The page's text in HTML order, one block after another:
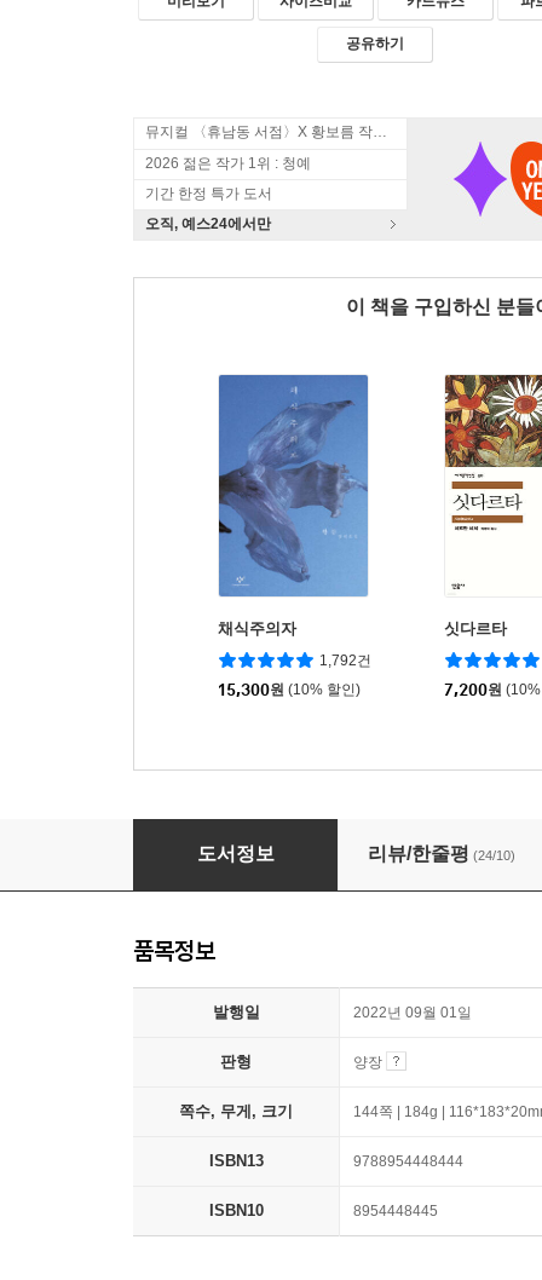
공유하기
뮤지컬 〈휴남동 서점〉X 황보름 작가 북토크
2026 젊은 작가 1위 : 청예
기간 한정 특가 도서
오직, 예스24에서만
이 책을 구입하신 분
채식주의자
1,792건
15,300원 (10% 할인)
싯다르타
7,200원
방어가 제철
도서정보 리뷰/한줄평 (24/10)
품목정보
발행일 2022년 09월 01일
판형 양장
쪽수, 무게, 크기 144쪽 | 184g |
ISBN13 9788954448444
ISBN10 8954448445